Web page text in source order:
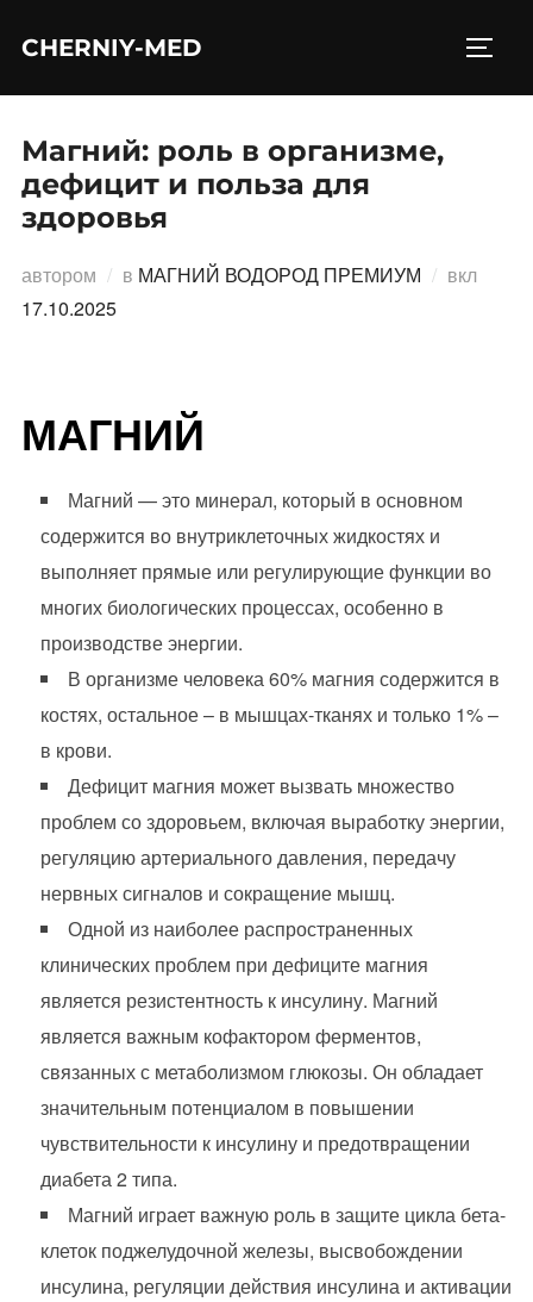
CHERNIY-MED
Магний: роль в организме,
дефицит и польза для
здоровья
автором в МАГНИЙ ВОДОРОД ПРЕМИУМ вкл
17.10.2025
МАГНИЙ
Магний — это минерал, который в основном
содержится во внутриклеточных жидкостях и
выполняет прямые или регулирующие функции во
многих биологических процессах, особенно в
производстве энергии.
В организме человека 60% магния содержится в
костях, остальное – в мышцах-тканях и только 1% –
в крови.
Дефицит магния может вызвать множество
проблем со здоровьем, включая выработку энергии,
регуляцию артериального давления, передачу
нервных сигналов и сокращение мышц.
Одной из наиболее распространенных
клинических проблем при дефиците магния
является резистентность к инсулину. Магний
является важным кофактором ферментов,
связанных с метаболизмом глюкозы. Он обладает
значительным потенциалом в повышении
чувствительности к инсулину и предотвращении
диабета 2 типа.
Магний играет важную роль в защите цикла бета-
клеток поджелудочной железы, высвобождении
инсулина, регуляции действия инсулина и активации